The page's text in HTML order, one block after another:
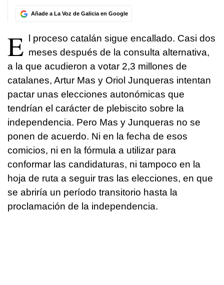
Añade a La Voz de Galicia en Google
E
l proceso catalán sigue encallado. Casi dos
meses después de la consulta alternativa,
a la que acudieron a votar 2,3 millones de
catalanes, Artur Mas y Oriol Junqueras intentan
pactar unas elecciones autonómicas que
tendrían el carácter de plebiscito sobre la
independencia. Pero Mas y Junqueras no se
ponen de acuerdo. Ni en la fecha de esos
comicios, ni en la fórmula a utilizar para
conformar las candidaturas, ni tampoco en la
hoja de ruta a seguir tras las elecciones, en que
se abriría un período transitorio hasta la
proclamación de la independencia.